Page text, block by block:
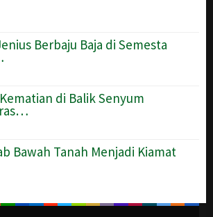
Berbaju Baja di Semesta
di Balik Senyum
Bawah Tanah Menjadi Kiamat